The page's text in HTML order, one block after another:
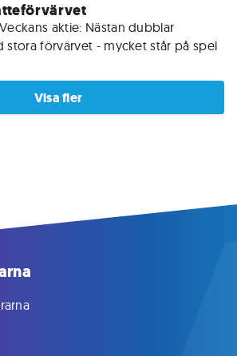
Veckans aktie: Nästan dubblar
stora förvärvet - mycket står på spel
Visa fler